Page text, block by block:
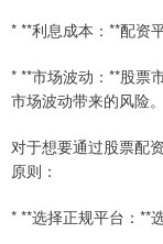
* **利息成本：**配资
* **市场波动：**股票
市场波动带来的风险。
对于想要通过股票配
原则：
* **选择正规平台：**